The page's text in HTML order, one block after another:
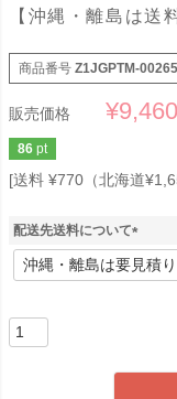
【沖縄・離島は送
商品番号 Z1JGPTM-
販売価格 ¥9,460
86 pt
送料 ¥770（北海道
配送先送料について
(
必